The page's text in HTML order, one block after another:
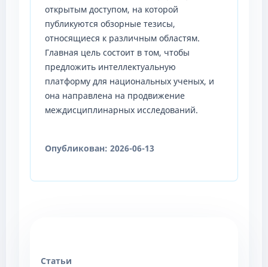
открытым доступом, на которой
публикуются обзорные тезисы,
относящиеся к различным областям.
Главная цель состоит в том, чтобы
предложить интеллектуальную
платформу для национальных ученых, и
она направлена на продвижение
междисциплинарных исследований.
Опубликован: 2026-06-13
Статьи